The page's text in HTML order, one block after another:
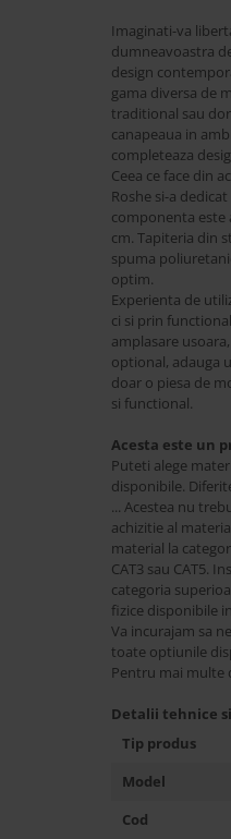
Banchete Dormitor
Paturi Tapitate
Fotolii si Demifotolii
Fotolii si Demifotolii
Imaginati-va
dumneavoastra
design
gama diversa de
traditional sau
canapeaua in
completeaza
Ceea ce face din
Roshe si-a
componenta este
cm. Tapiteria din
spuma
optim.
Experienta de
ci si prin
amplasare
optional, adauga
doar o piesa de
si functional.
Acesta este un
Puteti alege
disponibile.
... Acestea nu
achizitie al
material la
CAT3 sau CAT5.
categoria
fizice disponibile
Va incurajam sa
toate optiunile
Pentru mai multe
Detalii tehnice
Tip produs
Model
Cod